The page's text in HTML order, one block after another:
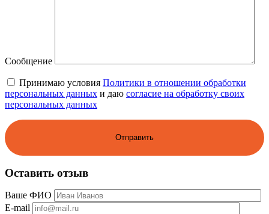
Сообщение
Принимаю условия Политики в отношении обработки
персональных данных и даю согласие на обработку своих
персональных данных
Оставить отзыв
Ваше ФИО
E-mail